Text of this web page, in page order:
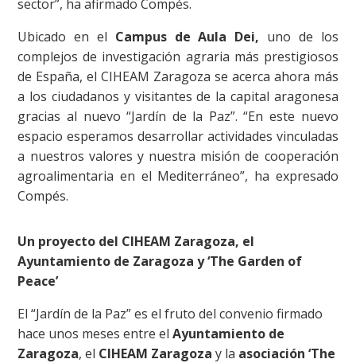
sector”, ha afirmado Compés.
Ubicado en el Campus de Aula Dei, uno de los
complejos de investigación agraria más prestigiosos
de España, el CIHEAM Zaragoza se acerca ahora más
a los ciudadanos y visitantes de la capital aragonesa
gracias al nuevo “Jardín de la Paz”. “En este nuevo
espacio esperamos desarrollar actividades vinculadas
a nuestros valores y nuestra misión de cooperación
agroalimentaria en el Mediterráneo”, ha expresado
Compés.
Un proyecto del CIHEAM Zaragoza, el
Ayuntamiento de Zaragoza y ‘The Garden of
Peace’
El “Jardín de la Paz” es el fruto del convenio firmado
hace unos meses entre elAyuntamiento de
Zaragoza, el CIHEAM Zaragoza y la asociación ‘The